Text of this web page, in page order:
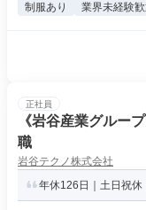
制服あり 業界未経験
正社員
《岩谷産業グルー
職
岩谷テクノ株式会社
年休126日｜土日祝